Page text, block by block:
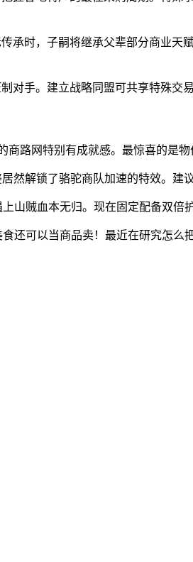
时，子嗣将继承父辈部分商业天
对手。建立战略同盟可共享特殊交
路网特别有成就感。最惊喜的是
然解锁了骆驼商队加速的特效。
山贼血本无归。现在固定配备双倍
还可以当商品卖！最近在研究怎么